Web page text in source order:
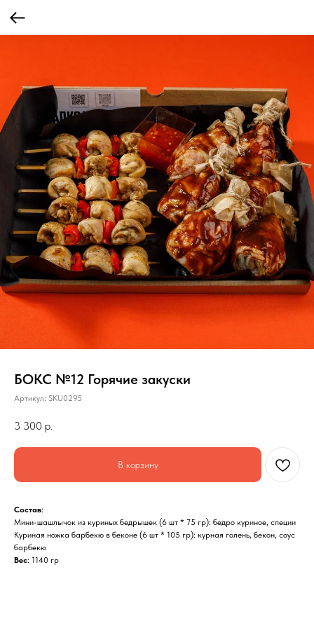
БОКС №12 Горячие закуски
Артикул: SKU0295
3 300 р.
В корзину
Состав:
Мини-шашлычок из куриных бедрышек (6 шт * 75 гр): бедро куриное, специи
Куриная ножка барбекю в беконе (6 шт * 105 гр): курная голень, бекон, соус
барбекю
Вес: 1140 гр